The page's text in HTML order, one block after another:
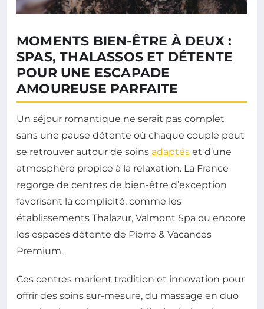
MOMENTS BIEN-ÊTRE À DEUX :
SPAS, THALASSOS ET DÉTENTE
POUR UNE ESCAPADE
AMOUREUSE PARFAITE
Un séjour romantique ne serait pas complet
sans une pause détente où chaque couple peut
se retrouver autour de soins adaptés et d’une
atmosphère propice à la relaxation. La France
regorge de centres de bien-être d’exception
favorisant la complicité, comme les
établissements Thalazur, Valmont Spa ou encore
les espaces détente de Pierre & Vacances
Premium.
Ces centres marient tradition et innovation pour
offrir des soins sur-mesure, du massage en duo